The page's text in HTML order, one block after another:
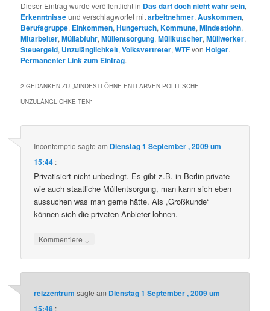
Dieser Eintrag wurde veröffentlicht in Das darf doch nicht wahr sein,
Erkenntnisseund verschlagwortet mitarbeitnehmer,Auskommen,
Berufsgruppe, Einkommen,Hungertuch,Kommune,Mindestlohn,
Mitarbeiter,Müllabfuhr,Müllentsorgung,Müllkutscher,Müllwerker,
Steuergeld, Unzulänglichkeit,Volksvertreter,WTFvonHolger.
Permanenter Link zum Eintrag.
2 GEDANKEN ZU „MINDESTLÖHNE ENTLARVEN POLITISCHE
UNZULÄNGLICHKEITEN“
Incontemptio sagte am Dienstag 1 September , 2009 um
15:44 :
Privatisiert nicht unbedingt. Es gibt z.B. in Berlin private
wie auch staatliche Müllentsorgung, man kann sich eben
aussuchen was man gerne hätte. Als „Großkunde“
können sich die privaten Anbieter lohnen.
Kommentiere ↓
reizzentrum sagte am Dienstag 1 September , 2009 um
15:48 :